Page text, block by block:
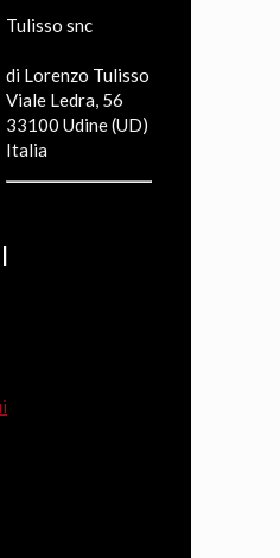
Tulisso snc
di Lorenzo Tulisso
Viale Ledra, 56
33100 Udine (UD)
Italia